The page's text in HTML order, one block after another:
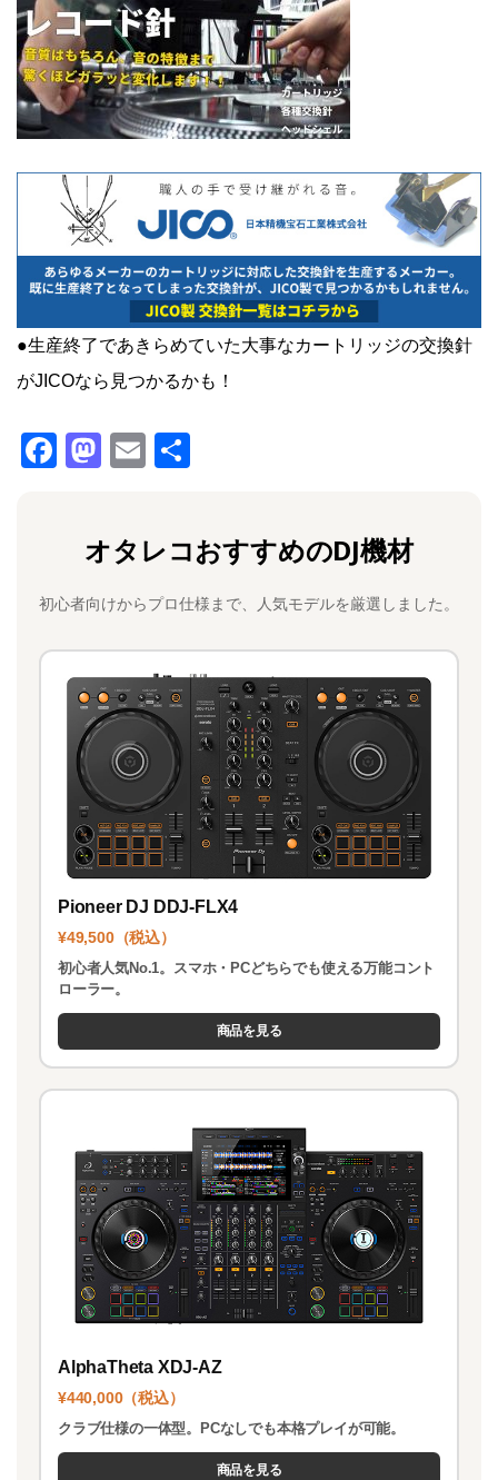
●生産終了であきらめていた大事なカートリッジの交換針
がJICOなら見つかるかも！
F
b
o
o
k
M
o
d
o
n
E
l
オタレコおすすめのDJ機材
初心者向けからプロ仕様まで、人気モデルを厳選しました。
Pioneer DJ DDJ-FLX4
¥49,500（税込）
初心者人気No.1。スマホ・PCどちらでも使える万能コント
ローラー。
商品を見る
AlphaTheta XDJ-AZ
¥440,000（税込）
クラブ仕様の一体型。PCなしでも本格プレイが可能。
商品を見る